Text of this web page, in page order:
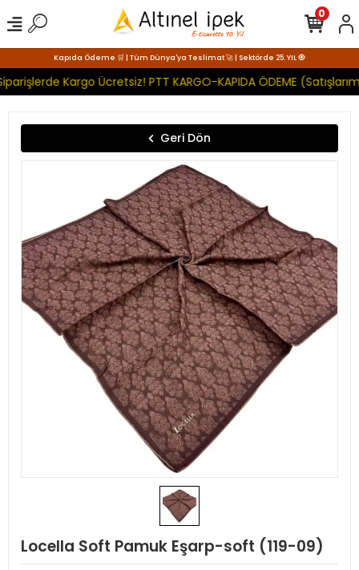
Kapıda Ödeme 🛒 | Tüm Dünya'ya Teslimat 🚀 | Sektörde 25. YIL 🧿
Kargo Ücretsiz! PTT KARGO-KAPIDA ÖDEME
0
Geri Dön
Locella Soft Pamuk Eşarp-soft (119-09)